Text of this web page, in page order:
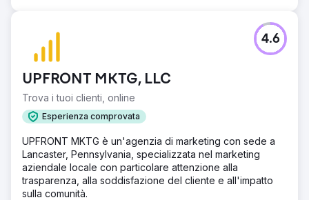
UPFRONT MKTG, LLC
Trova i tuoi clienti, online
Esperienza comprovata
4.6
UPFRONT MKTG è un'agenzia di marketing con sede a
Lancaster, Pennsylvania, specializzata nel marketing
aziendale locale con particolare attenzione alla
trasparenza, alla soddisfazione del cliente e all'impatto
sulla comunità.